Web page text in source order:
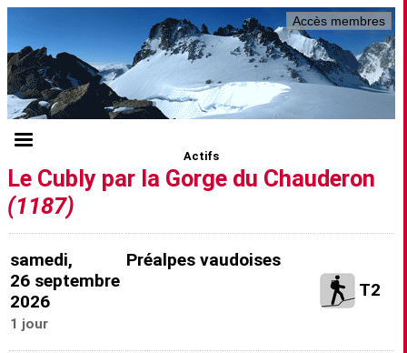
Accès membres
Actifs
Le Cubly par la Gorge du Chauderon
(1187)
samedi,
26 septembre
2026
1 jour
Préalpes vaudoises
T2